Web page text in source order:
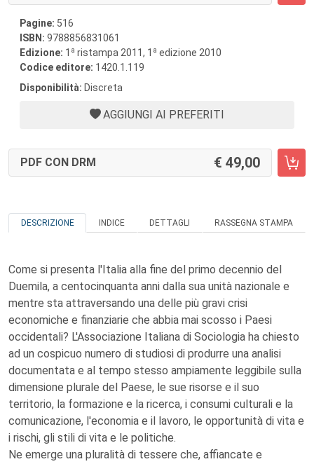
Pagine: 516
ISBN: 9788856831061
Edizione: 1 a ristampa 2011, 1 a edizione 2010
Codice editore: 1420.1.119
Disponibilità: Discreta
AGGIUNGI AI PREFERITI
PDF CON DRM 49,00
DESCRIZIONE INDICE DETTAGLI RASSEGNA STAMPA
Come si presenta l'Italia alla fine del primo decennio del
Duemila, a centocinquanta anni dalla sua unità nazionale e
mentre sta attraversando una delle più gravi crisi
economiche e finanziarie che abbia mai scosso i Paesi
occidentali? L'Associazione Italiana di Sociologia ha chiesto
ad un cospicuo numero di studiosi di produrre una analisi
documentata e al tempo stesso ampiamente leggibile sulla
dimensione plurale del Paese, le sue risorse e il suo
territorio, la formazione e la ricerca, i consumi culturali e la
comunicazione, l'economia e il lavoro, le opportunità di vita e
i rischi, gli stili di vita e le politiche.
Ne emerge una pluralità di tessere che, affiancate e